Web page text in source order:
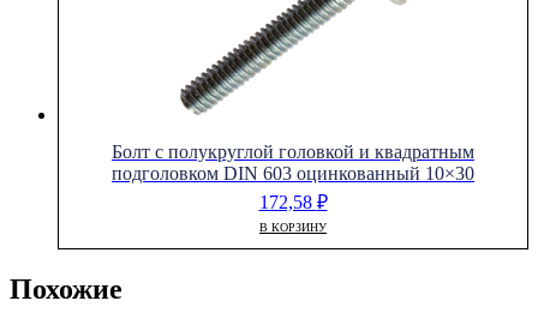
Болт с полукруглой головкой и квадратным
подголовком DIN 603 оцинкованный 10×30
172,58 ₽
В КОРЗИНУ
Похожие